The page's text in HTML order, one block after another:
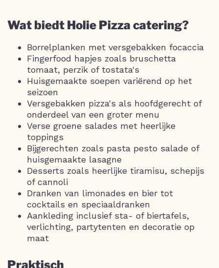
Wat biedt Holie Pizza catering?
Borrelplanken met versgebakken focaccia
Fingerfood hapjes zoals bruschetta
tomaat, perzik of tostata's
Huisgemaakte soepen variërend op het
seizoen
Versgebakken pizza's als hoofdgerecht of
onderdeel van een groter menu
Verse groene salades met heerlijke
toppings
Bijgerechten zoals pasta pesto salade of
huisgemaakte lasagne
Desserts zoals heerlijke tiramisu, schepijs
of cannoli
Dranken van limonades en bier tot
cocktails en speciaaldranken
Aankleding inclusief sta- of biertafels,
verlichting, partytenten en decoratie op
maat
Praktisch